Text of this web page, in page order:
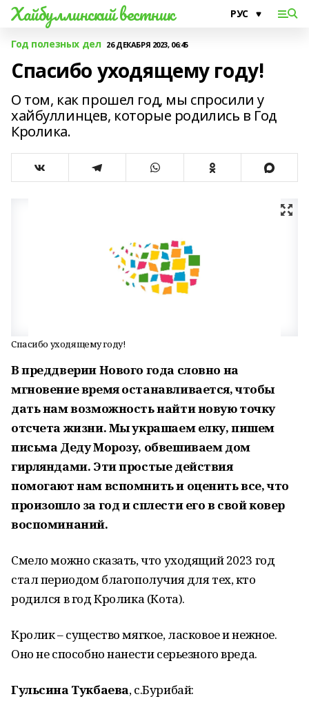
Хайбуллинский вестник
Год полезных дел 26 ДЕКАБРЯ 2023, 06:45
Спасибо уходящему году!
О том, как прошел год, мы спросили у
хайбуллинцев, которые родились в Год
Кролика.
Спасибо уходящему году!
В преддверии Нового года словно на
мгновение время останавливается, чтобы
дать нам возможность найти новую точку
отсчета жизни. Мы украшаем елку, пишем
письма Деду Морозу, обвешиваем дом
гирляндами. Эти простые действия
помогают нам вспомнить и оценить все, что
произошло за год и сплести его в свой ковер
воспоминаний.
Смело можно сказать, что уходящий 2023 год
стал периодом благополучия для тех, кто
родился в год Кролика (Кота).
Кролик – существо мягкое, ласковое и нежное.
Оно не способно нанести серьезного вреда.
Гульсина Тукбаева, с.Бурибай: